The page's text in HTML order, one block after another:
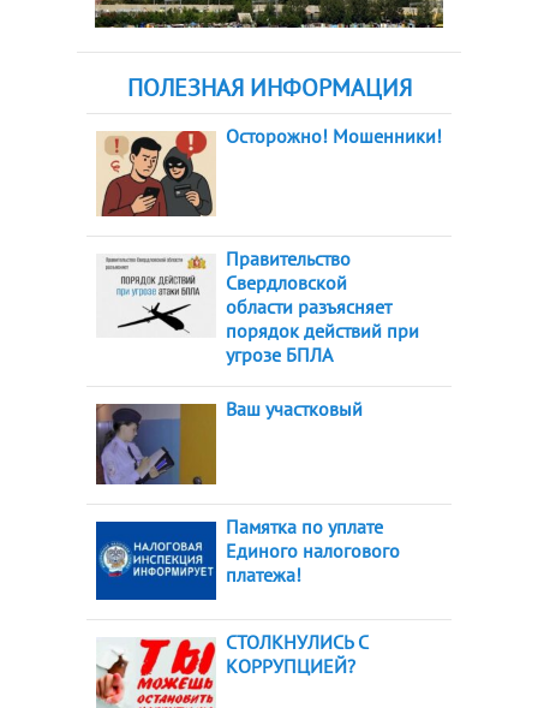
ПОЛЕЗНАЯ ИНФОРМАЦИЯ
Осторожно! Мошенники!
Правительство
Свердловской
области разъясняет
порядок действий при
угрозе БПЛА
Ваш участковый
Памятка по уплате
Единого налогового
платежа!
СТОЛКНУЛИСЬ С
КОРРУПЦИЕЙ?